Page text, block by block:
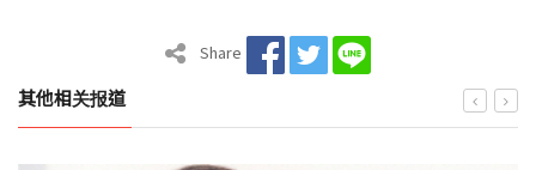
Share
其他相关报道